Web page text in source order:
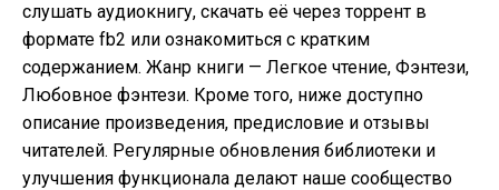
слушать аудиокнигу, скачать её через торрент в
формате fb2 или ознакомиться с кратким
содержанием. Жанр книги — Легкое чтение, Фэнтези,
Любовное фэнтези. Кроме того, ниже доступно
описание произведения, предисловие и отзывы
читателей. Регулярные обновления библиотеки и
улучшения функционала делают наше сообщество